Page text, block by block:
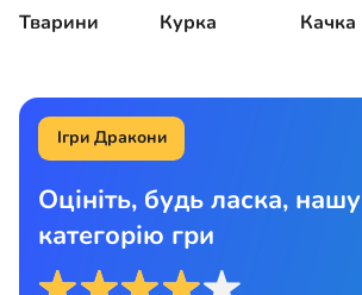
Тварини Курка Качка
Ігри Дракони
Оцініть, будь ласка, нашу
категорію гри